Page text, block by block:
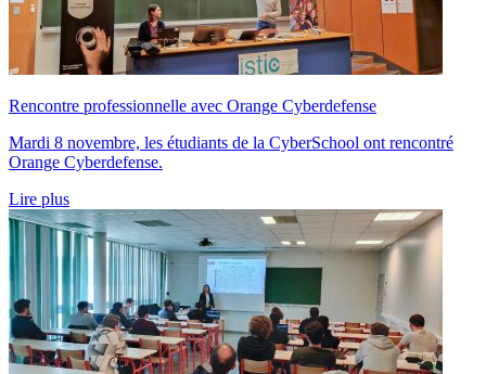
Rencontre professionnelle avec Orange Cyberdefense
Mardi 8 novembre, les étudiants de la CyberSchool ont rencontré
Orange Cyberdefense.
Lire plus